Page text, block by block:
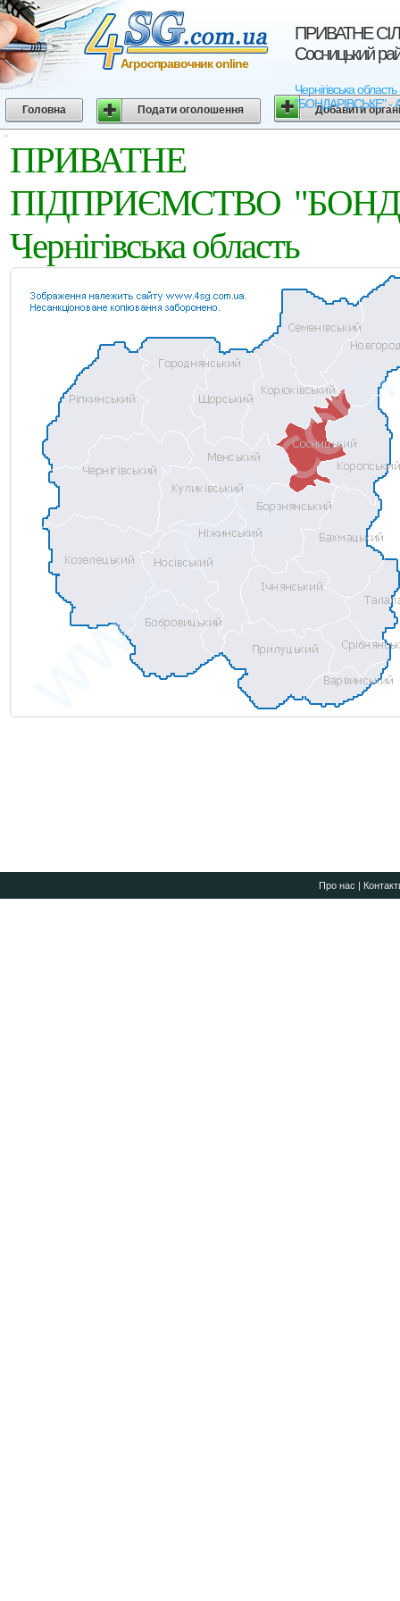
ПРИВАТНЕ
Сосницький
Чернігівська
"БОНДАРІВСЬКЕ" -
Агросправочник online
Головна Подати оголошення Добавити
ПРИВАТНЕ
ПІДПРИЄМСТВО
Чернігівська область
Про нас |